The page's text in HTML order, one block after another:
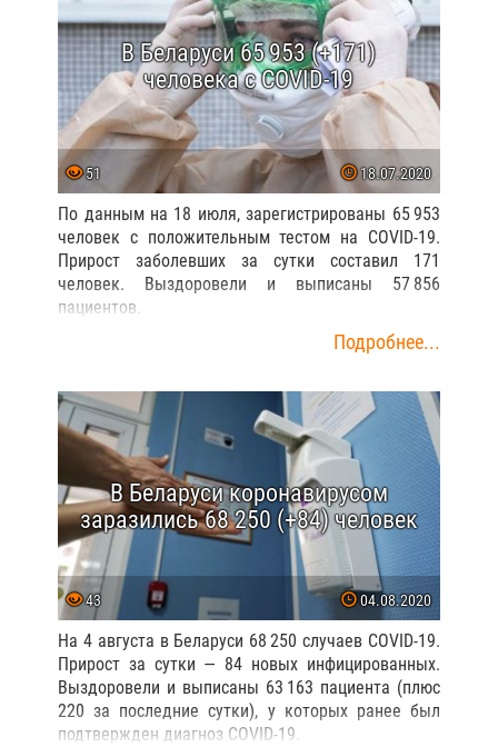
В Беларуси 65 953 (+171)
человека с COVID-19
51 18.07.2020
По данным на 18 июля, зарегистрированы 65 953
человек с положительным тестом на COVID-19.
Прирост заболевших за сутки составил 171
человек. Выздоровели и выписаны 57 856
пациентов.
Подробнее...
В Беларуси коронавирусом
заразились 68 250 (+84) человек
43 04.08.2020
На 4 августа в Беларуси 68 250 случаев COVID-19.
Прирост за сутки — 84 новых инфицированных.
Выздоровели и выписаны 63 163 пациента (плюс
220 за последние сутки), у которых ранее был
подтвержден диагноз COVID-19.